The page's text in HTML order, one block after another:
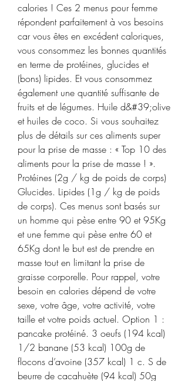
calories ! Ces 2 menus pour femme
répondent parfaitement à vos besoins
car vous êtes en excédent caloriques,
vous consommez les bonnes quantités
en terme de protéines, glucides et
(bons) lipides. Et vous consommez
également une quantité suffisante de
fruits et de légumes. Huile d&#39;olive
et huiles de coco. Si vous souhaitez
plus de détails sur ces aliments super
pour la prise de masse : « Top 10 des
aliments pour la prise de masse ! ».
Protéines (2g / kg de poids de corps)
Glucides. Lipides (1g / kg de poids
de corps). Ces menus sont basés sur
un homme qui pèse entre 90 et 95Kg
et une femme qui pèse entre 60 et
65Kg dont le but est de prendre en
masse tout en limitant la prise de
graisse corporelle. Pour rappel, votre
besoin en calories dépend de votre
sexe, votre âge, votre activité, votre
taille et votre poids actuel. Option 1 :
pancake protéiné. 3 oeufs (194 kcal)
1/2 banane (53 kcal) 100g de
flocons d’avoine (357 kcal) 1 c. S de
beurre de cacahuète (94 kcal) 50g